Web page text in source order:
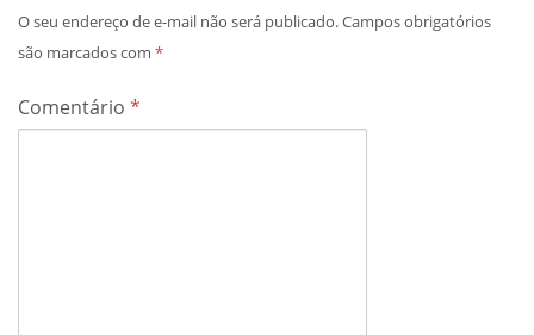
O seu endereço de e-mail não será publicado.Campos obrigatórios
são marcados com *
Comentário *